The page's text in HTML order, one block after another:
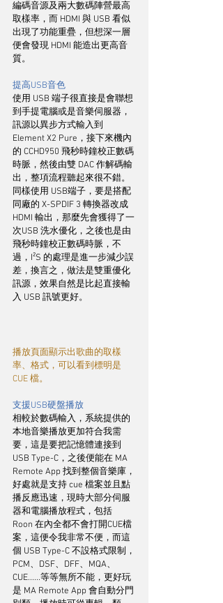
編碼音源及兩大數碼陣營最高
取樣率，而 HDMI 與 USB 看似
出現了功能重疊，但想深一層
便會發現 HDMI 能造出更高音
質。
提高USB音色
使用 USB 端子很直接是會聯想
到手提電腦或是音樂伺服器，
訊源以異步方式輸入到
Element X2 Pure，接下來機內
的 CCHD950 飛秒時鐘校正數碼
時脈，然後由雙 DAC 作解碼輸
出，整項流程聽起來很不錯。
同樣使用 USB端子，要是搭配
同廠的 X-SPDIF 3 轉換器改成
HDMI 輸出，那麼先會獲得了一
次USB 洗水優化，之後也是由
飛秒時鐘校正數碼時脈，不
過，I²S 的處理是進一步減少誤
差，換言之，做法是雙重優化
訊源，效果自然是比起直接輸
入 USB 訊號更好。
播放頁面顯示出歌曲的取樣
率、格式，可以看到標明是
CUE 檔。
支援USB硬盤播放
相較於數碼輸入，系統提供的
本地音樂播放更加符合我需
要，這是要把記憶體連接到
USB Type-C，之後便能在 MA
Remote App 找到整個音樂庫，
好處就是支持 cue 檔案並且點
播反應迅速，現時大部分伺服
器和電腦播放程式，包括
Roon 在內全都不會打開CUE檔
案，這便令我非常不便，而這
個 USB Type-C 不設格式限制，
PCM、DSF、DFF、MQA、
CUE......等等無所不能，更好玩
是 MA Remote App 會自動分門